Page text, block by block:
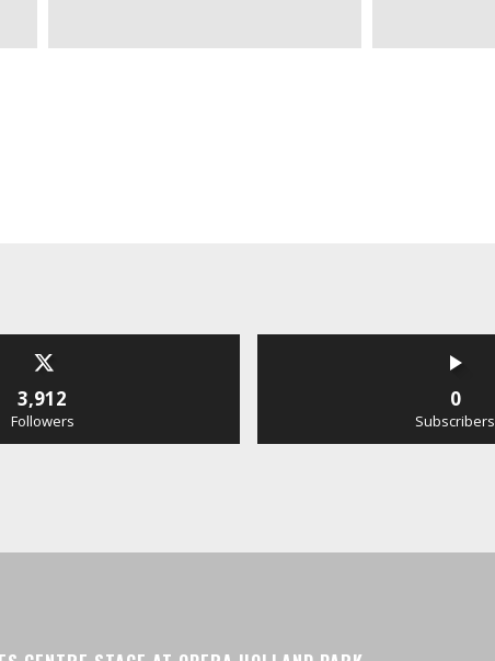
3,912
Followers
0
Subscribers